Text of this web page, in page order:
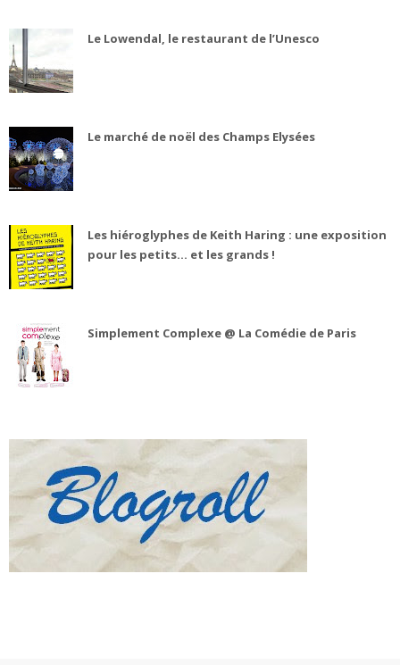
Le Lowendal, le restaurant de l’Unesco
Le marché de noël des Champs Elysées
Les hiéroglyphes de Keith Haring : une exposition
pour les petits... et les grands !
Simplement Complexe @ La Comédie de Paris